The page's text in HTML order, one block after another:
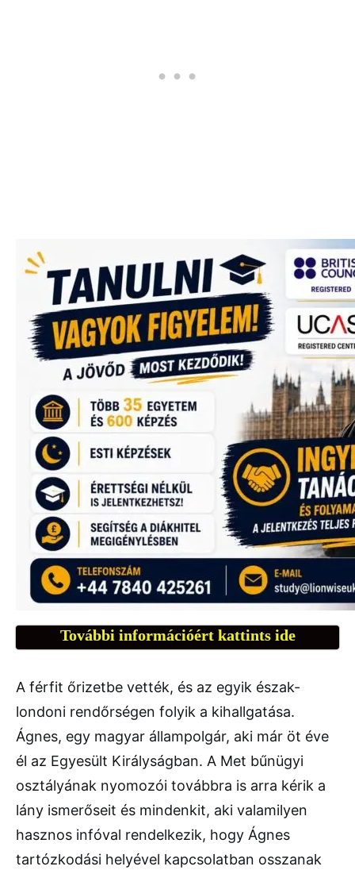
További információért kattints ide
A férfit őrizetbe vették, és az egyik észak-
londoni rendőrségen folyik a kihallgatása.
Ágnes, egy magyar állampolgár, aki már öt éve
él az Egyesült Királyságban. A Met bűnügyi
osztályának nyomozói továbbra is arra kérik a
lány ismerőseit és mindenkit, aki valamilyen
hasznos infóval rendelkezik, hogy Ágnes
tartózkodási helyével kapcsolatban osszanak